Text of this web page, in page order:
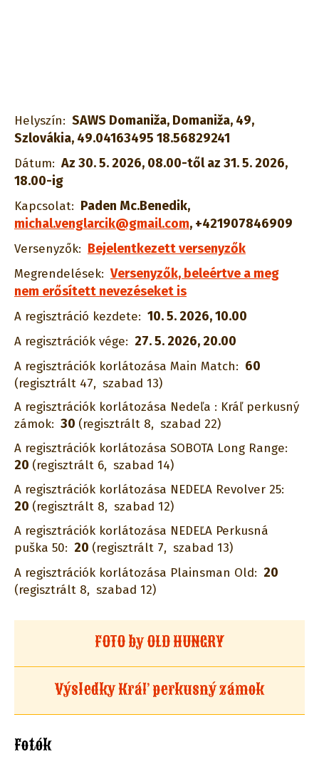
Helyszín: SAWS Domaniža, Domaniža, 49,
Szlovákia, 49.04163495 18.56829241
Dátum: Az 30. 5. 2026, 08.00-től az 31. 5. 2026,
18.00-ig
Kapcsolat: Paden Mc.Benedik,
michal.venglarcik@gmail.com, +421907846909
Versenyzők: Bejelentkezett versenyzők
Megrendelések: Versenyzők, beleértve a meg
nem erősített nevezéseket is
A regisztráció kezdete: 10. 5. 2026, 10.00
A regisztrációk vége: 27. 5. 2026, 20.00
A regisztrációk korlátozása Main Match: 60
(regisztrált 47, szabad 13)
A regisztrációk korlátozása Nedeľa : Kráľ perkusný
zámok: 30 (regisztrált 8, szabad 22)
A regisztrációk korlátozása SOBOTA Long Range:
20 (regisztrált 6, szabad 14)
A regisztrációk korlátozása NEDEĽA Revolver 25:
20 (regisztrált 8, szabad 12)
A regisztrációk korlátozása NEDEĽA Perkusná
puška 50: 20 (regisztrált 7, szabad 13)
A regisztrációk korlátozása Plainsman Old: 20
(regisztrált 8, szabad 12)
FOTO by OLD HUNGRY
Výsledky Kráľ perkusný zámok
Fotók